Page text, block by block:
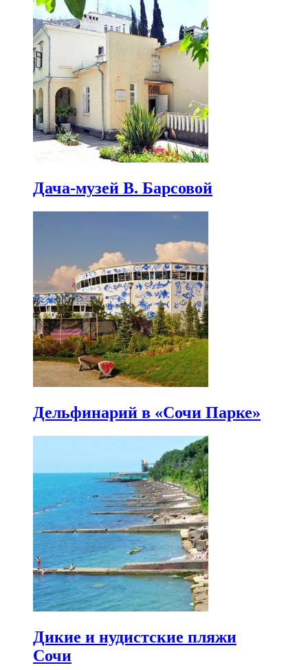
Дача-музей В. Барсовой
Дельфинарий в «Сочи Парке»
Дикие и нудистские пляжи
Сочи